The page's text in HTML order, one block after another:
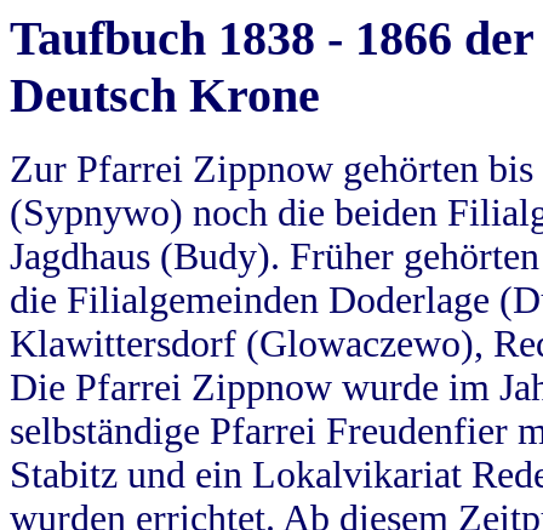
Taufbuch 1838 - 1866
Deutsch Krone
Zur Pfarrei Zippnow gehörten
(Sypnywo) noch die beiden
Jagdhaus (Budy). Früher
die Filialgemeinden Doderlage
Klawittersdorf (Glowaczewo),
Die Pfarrei Zippnow wurde im
selbständige Pfarrei Freudenfier
Stabitz und ein Lokalvikariat
wurden errichtet. Ab diesem